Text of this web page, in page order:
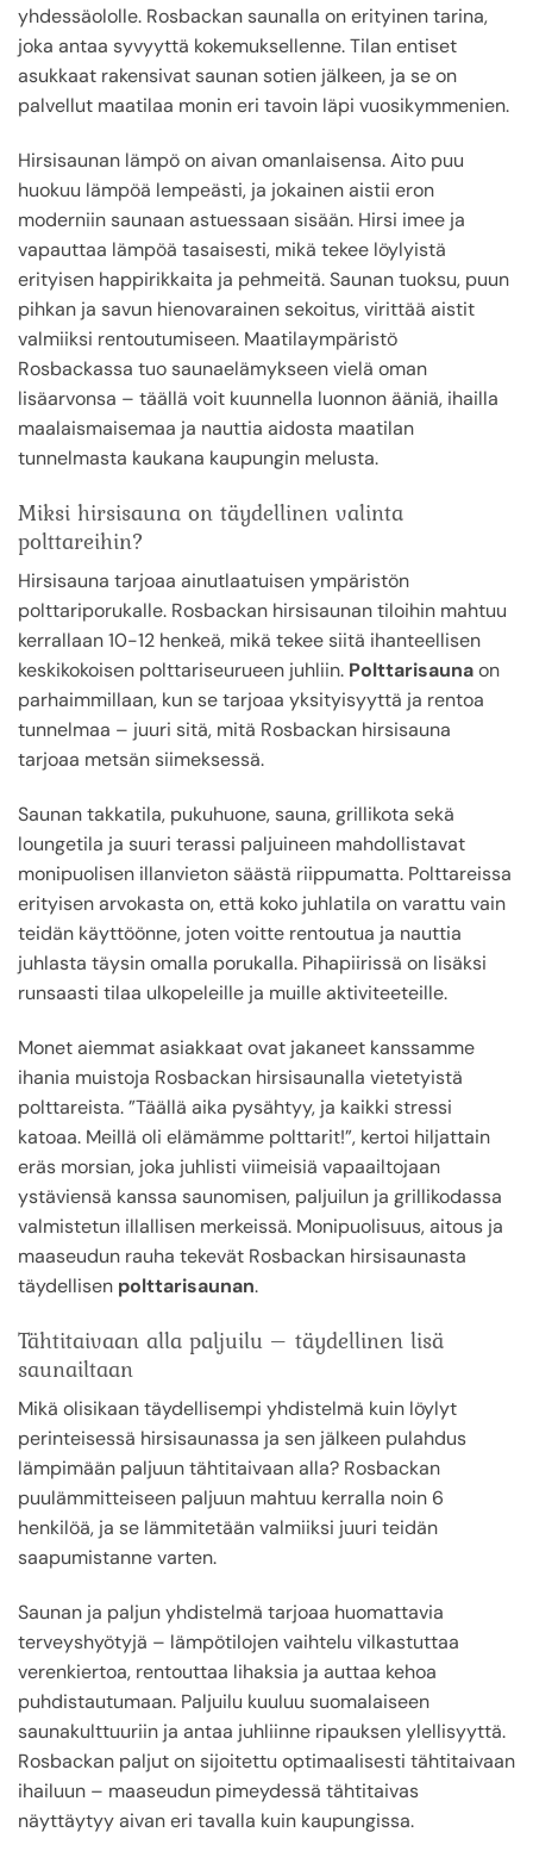
yhdessäololle. Rosbackan saunalla on erityinen tarina,
joka antaa syvyyttä kokemuksellenne. Tilan entiset
asukkaat rakensivat saunan sotien jälkeen, ja se on
palvellut maatilaa monin eri tavoin läpi vuosikymmenien.
Hirsisaunan lämpö on aivan omanlaisensa. Aito puu
huokuu lämpöä lempeästi, ja jokainen aistii eron
moderniin saunaan astuessaan sisään. Hirsi imee ja
vapauttaa lämpöä tasaisesti, mikä tekee löylyistä
erityisen happirikkaita ja pehmeitä. Saunan tuoksu, puun
pihkan ja savun hienovarainen sekoitus, virittää aistit
valmiiksi rentoutumiseen. Maatilaympäristö
Rosbackassa tuo saunaelämykseen vielä oman
lisäarvonsa – täällä voit kuunnella luonnon ääniä, ihailla
maalaismaisemaa ja nauttia aidosta maatilan
tunnelmasta kaukana kaupungin melusta.
Miksi hirsisauna on täydellinen valinta
polttareihin?
Hirsisauna tarjoaa ainutlaatuisen ympäristön
polttariporukalle. Rosbackan hirsisaunan tiloihin mahtuu
kerrallaan 10-12 henkeä, mikä tekee siitä ihanteellisen
keskikokoisen polttariseurueen juhliin. Polttarisaunaon
parhaimmillaan, kun se tarjoaa yksityisyyttä ja rentoa
tunnelmaa – juuri sitä, mitä Rosbackan hirsisauna
tarjoaa metsän siimeksessä.
Saunan takkatila, pukuhuone, sauna, grillikota sekä
loungetila ja suuri terassi paljuineen mahdollistavat
monipuolisen illanvieton säästä riippumatta. Polttareissa
erityisen arvokasta on, että koko juhlatila on varattu vain
teidän käyttöönne, joten voitte rentoutua ja nauttia
juhlasta täysin omalla porukalla. Pihapiirissä on lisäksi
runsaasti tilaa ulkopeleille ja muille aktiviteeteille.
Monet aiemmat asiakkaat ovat jakaneet kanssamme
ihania muistoja Rosbackan hirsisaunalla vietetyistä
polttareista. ”Täällä aika pysähtyy, ja kaikki stressi
katoaa. Meillä oli elämämme polttarit!”, kertoi hiljattain
eräs morsian, joka juhlisti viimeisiä vapaailtojaan
ystäviensä kanssa saunomisen, paljuilun ja grillikodassa
valmistetun illallisen merkeissä. Monipuolisuus, aitous ja
maaseudun rauha tekevät Rosbackan hirsisaunasta
täydellisen polttarisaunan.
Tähtitaivaan alla paljuilu – täydellinen lisä
saunailtaan
Mikä olisikaan täydellisempi yhdistelmä kuin löylyt
perinteisessä hirsisaunassa ja sen jälkeen pulahdus
lämpimään paljuun tähtitaivaan alla? Rosbackan
puulämmitteiseen paljuun mahtuu kerralla noin 6
henkilöä, ja se lämmitetään valmiiksi juuri teidän
saapumistanne varten.
Saunan ja paljun yhdistelmä tarjoaa huomattavia
terveyshyötyjä – lämpötilojen vaihtelu vilkastuttaa
verenkiertoa, rentouttaa lihaksia ja auttaa kehoa
puhdistautumaan. Paljuilu kuuluu suomalaiseen
saunakulttuuriin ja antaa juhliinne ripauksen ylellisyyttä.
Rosbackan paljut on sijoitettu optimaalisesti tähtitaivaan
ihailuun – maaseudun pimeydessä tähtitaivas
näyttäytyy aivan eri tavalla kuin kaupungissa.